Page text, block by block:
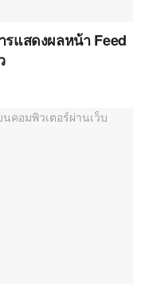
รแสดงผลหน้า Feed